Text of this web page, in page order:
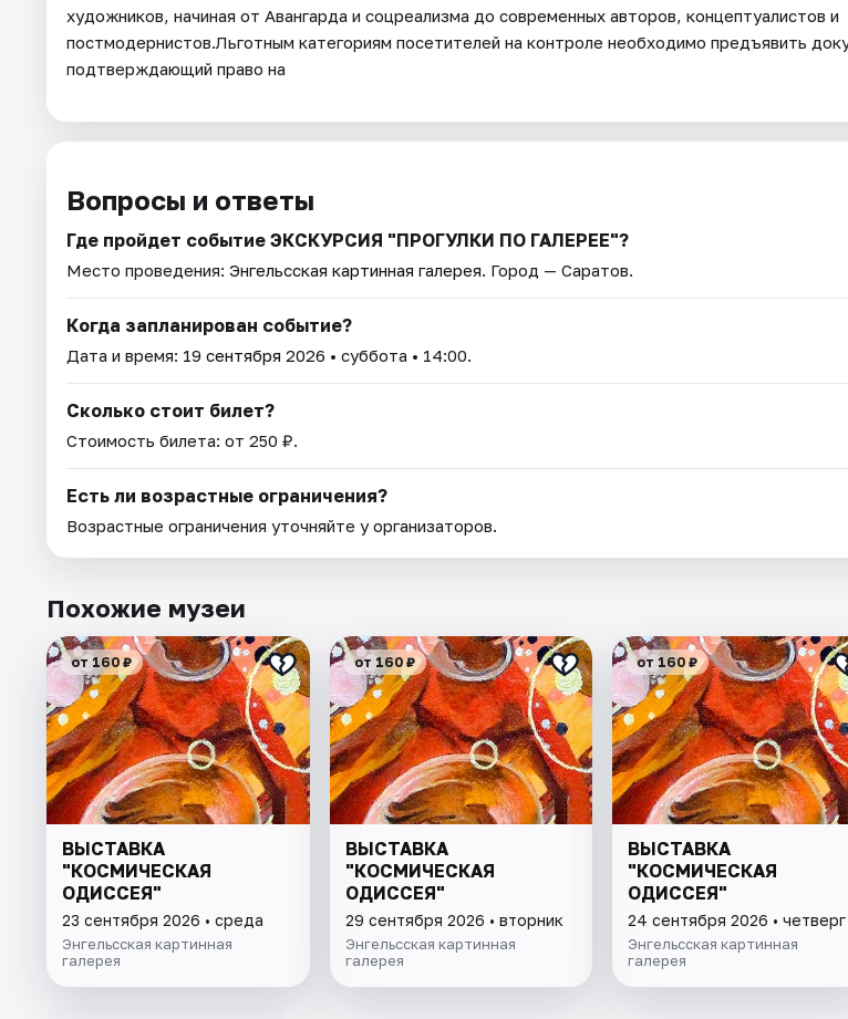
художников, начиная от Авангарда и соцреализма до современных авторов, концептуалистов и
постмодернистов.Льготным категориям посетителей на контроле необходимо предъявить
подтверждающий право на
Вопросы и ответы
Где пройдет событие ЭКСКУРСИЯ "ПРОГУЛКИ ПО ГАЛЕРЕЕ"?
Место проведения: Энгельсская картинная галерея. Город — Саратов.
Когда запланирован событие?
Дата и время: 19 сентября 2026 • суббота • 14:00.
Сколько стоит билет?
Стоимость билета: от 250 ₽.
Есть ли возрастные ограничения?
Возрастные ограничения уточняйте у организаторов.
Похожие музеи
от 160 ₽
ВЫСТАВКА
"КОСМИЧЕСКАЯ
ОДИССЕЯ"
23 сентября 2026 • среда
Энгельсская картинная
галерея
от 160 ₽
ВЫСТАВКА
"КОСМИЧЕСКАЯ
ОДИССЕЯ"
29 сентября 2026 • вторник
Энгельсская картинная
галерея
от 160 ₽
ВЫСТАВКА
"КОСМИЧЕСКАЯ
ОДИССЕЯ"
24 сентября 2026 • четверг
Энгельсская картинная
галерея